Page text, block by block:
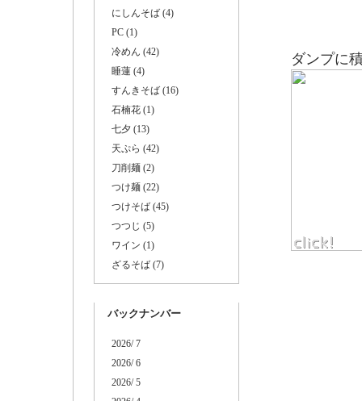
にしんそば (4)
PC (1)
冷めん (42)
睡蓮 (4)
すんきそば (16)
石楠花 (1)
七夕 (13)
天ぷら (42)
刀削麺 (2)
つけ麺 (22)
つけそば (45)
つつじ (5)
ワイン (1)
ざるそば (7)
バックナンバー
2026/ 7
2026/ 6
2026/ 5
ダンプに